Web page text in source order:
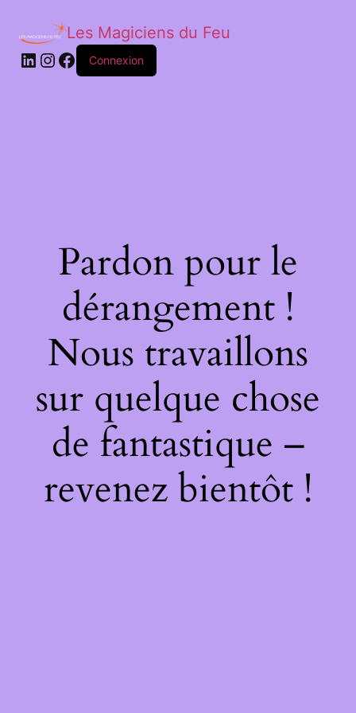
Les Magiciens du Feu
LinkedIn
Instagram
Facebook
Connexion
Pardon pour le
dérangement !
Nous travaillons
sur quelque chose
de fantastique –
revenez bientôt !